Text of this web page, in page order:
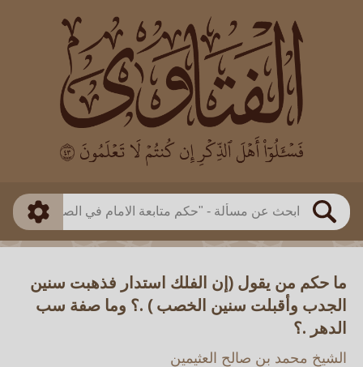
بحث
العالم
بن باز
بن العثيمين
اللجنة الدائمة
طريقة البحث
ذكي
ما حكم من يقول (إن الفلك استدار فذهبت سنين
الجدب وأقبلت سنين الخصب ) .؟ وما صفة سب
الدهر .؟
الشيخ محمد بن صالح العثيمين